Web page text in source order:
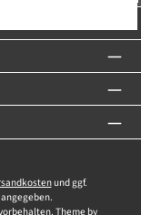
und ggf.
Theme by